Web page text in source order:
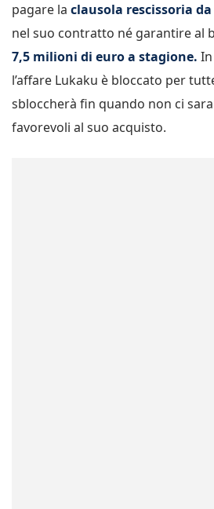
pagare la clausola rescissoria
nel suo contratto né garantire al
7,5 milioni di euro a stagione.
l’affare Lukaku è bloccato per
sbloccherà fin quando non ci
favorevoli al suo acquisto.